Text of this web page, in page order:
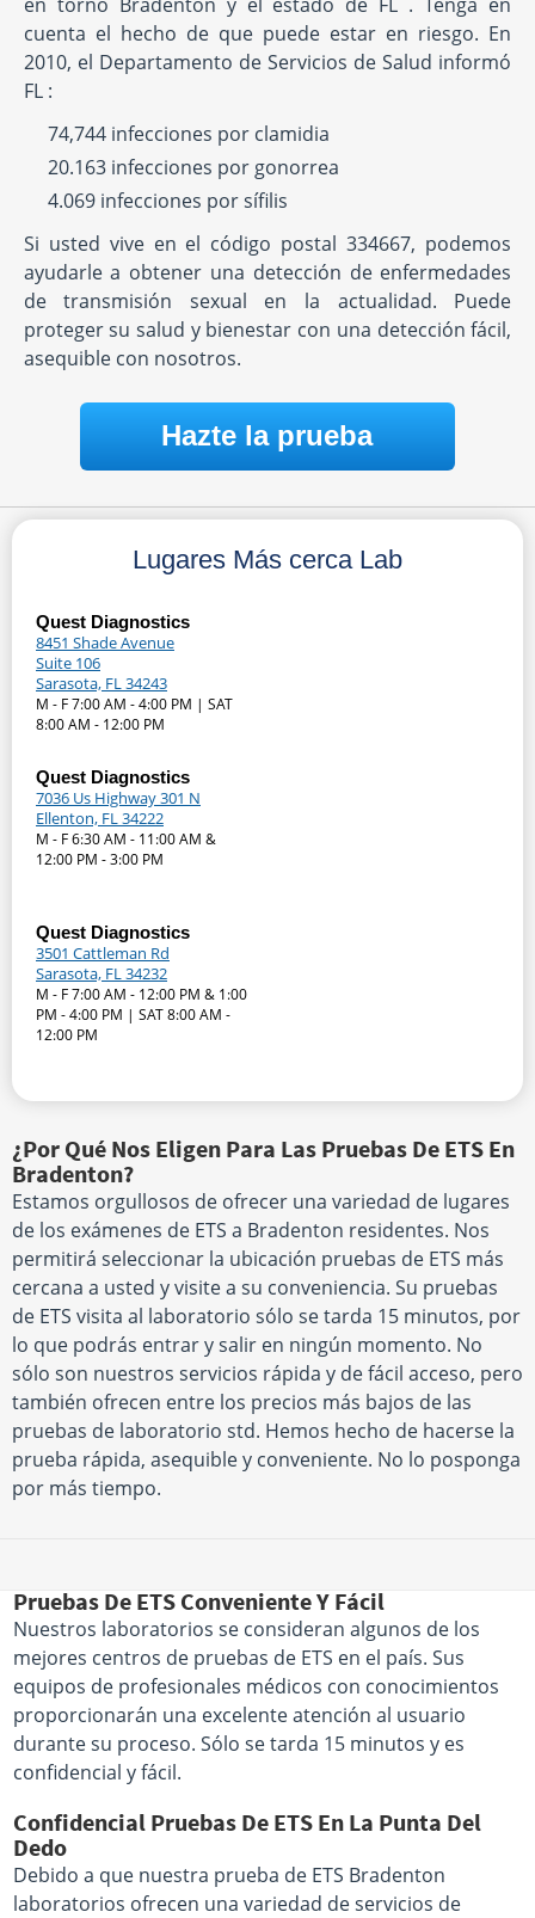
cuenta el hecho de que puede estar en riesgo. En
2010, el Departamento de Servicios de Salud informó
FL :
74,744 infecciones por clamidia
20.163 infecciones por gonorrea
4.069 infecciones por sífilis
Si usted vive en el código postal 334667, podemos
ayudarle a obtener una detección de enfermedades
de transmisión sexual en la actualidad. Puede
proteger su salud y bienestar con una detección fácil,
asequible con nosotros.
Hazte la prueba
Lugares Más cerca Lab
Quest Diagnostics
8451 Shade Avenue
Suite 106
Sarasota, FL 34243
M - F 7:00 AM - 4:00 PM | SAT
8:00 AM - 12:00 PM
Quest Diagnostics
7036 Us Highway 301 N
Ellenton, FL 34222
M - F 6:30 AM - 11:00 AM &
12:00 PM - 3:00 PM
Quest Diagnostics
3501 Cattleman Rd
Sarasota, FL 34232
M - F 7:00 AM - 12:00 PM & 1:00
PM - 4:00 PM | SAT 8:00 AM -
12:00 PM
¿Por Qué Nos Eligen Para Las Pruebas De ETS En
Bradenton?
Estamos orgullosos de ofrecer una variedad de lugares
de los exámenes de ETS a Bradenton residentes. Nos
permitirá seleccionar la ubicación pruebas de ETS más
cercana a usted y visite a su conveniencia. Su pruebas
de ETS visita al laboratorio sólo se tarda 15 minutos, por
lo que podrás entrar y salir en ningún momento. No
sólo son nuestros servicios rápida y de fácil acceso, pero
también ofrecen entre los precios más bajos de las
pruebas de laboratorio std. Hemos hecho de hacerse la
prueba rápida, asequible y conveniente. No lo posponga
por más tiempo.
Pruebas De ETS Conveniente Y Fácil
Nuestros laboratorios se consideran algunos de los
mejores centros de pruebas de ETS en el país. Sus
equipos de profesionales médicos con conocimientos
proporcionarán una excelente atención al usuario
durante su proceso. Sólo se tarda 15 minutos y es
confidencial y fácil.
Confidencial Pruebas De ETS En La Punta Del
Dedo
Debido a que nuestra prueba de ETS Bradenton
laboratorios ofrecen una variedad de servicios de